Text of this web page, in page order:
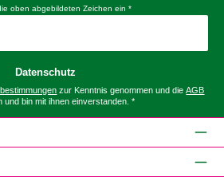
oben abgebildeten Zeichen ein *
Datenschutz
zur Kenntnis genommen und dieAGB
und bin mit ihnen einverstanden. *